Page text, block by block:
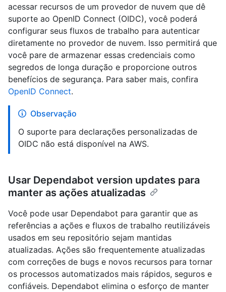
acessar recursos de um provedor de nuvem que dê
suporte ao OpenID Connect (OIDC), você poderá
configurar seus fluxos de trabalho para autenticar
diretamente no provedor de nuvem. Isso permitirá que
você pare de armazenar essas credenciais como
segredos de longa duração e proporcione outros
benefícios de segurança. Para saber mais, confira
OpenID Connect.
Observação
O suporte para declarações personalizadas de
OIDC não está disponível na AWS.
Usar Dependabot version updates para
manter as ações atualizadas
Você pode usar Dependabot para garantir que as
referências a ações e fluxos de trabalho reutilizáveis
usados em seu repositório sejam mantidas
atualizadas. Ações são frequentemente atualizadas
com correções de bugs e novos recursos para tornar
os processos automatizados mais rápidos, seguros e
confiáveis. Dependabot elimina o esforço de manter